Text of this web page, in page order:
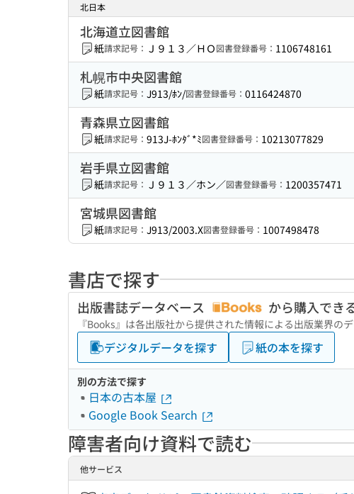
北日本
北海道立図書館
紙請求記号： Ｊ９１３／ＨＯ図書登録番号： 1106748161
札幌市中央図書館
紙請求記号： J913/ﾎﾝ/図書登録番号： 0116424870
青森県立図書館
紙請求記号： 913J-ﾎﾝﾀﾞ*ﾐ図書登録番号： 10213077829
岩手県立図書館
紙請求記号： Ｊ９１３／ホン／図書登録番号： 1200357471
宮城県図書館
紙請求記号： J913/2003.X図書登録番号： 1007498478
書店で探す
出版書誌データベース から購入でき
『Books』は各出版社から提供された情報による出版業界の
デジタルデータを探す 紙の本を探す
別の方法で探す
日本の古本屋
Google Book Search
障害者向け資料で読む
他サービス